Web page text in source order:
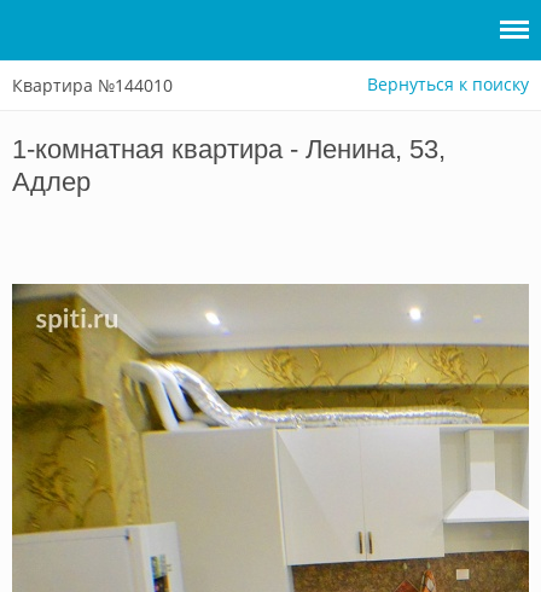
Войти
Сдать
Квартира №144010 Вернуться к поиску
1-комнатная квартира - Ленина, 53,
Адлер